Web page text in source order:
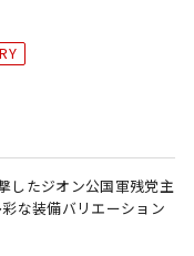
したジオン公国軍残党主
な装備バリエーション